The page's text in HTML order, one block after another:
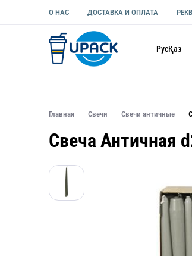
О НАС ДОСТАВКА И ОПЛАТА
РусҚаз
Главная Свечи Свечи античные
Свеча Античная